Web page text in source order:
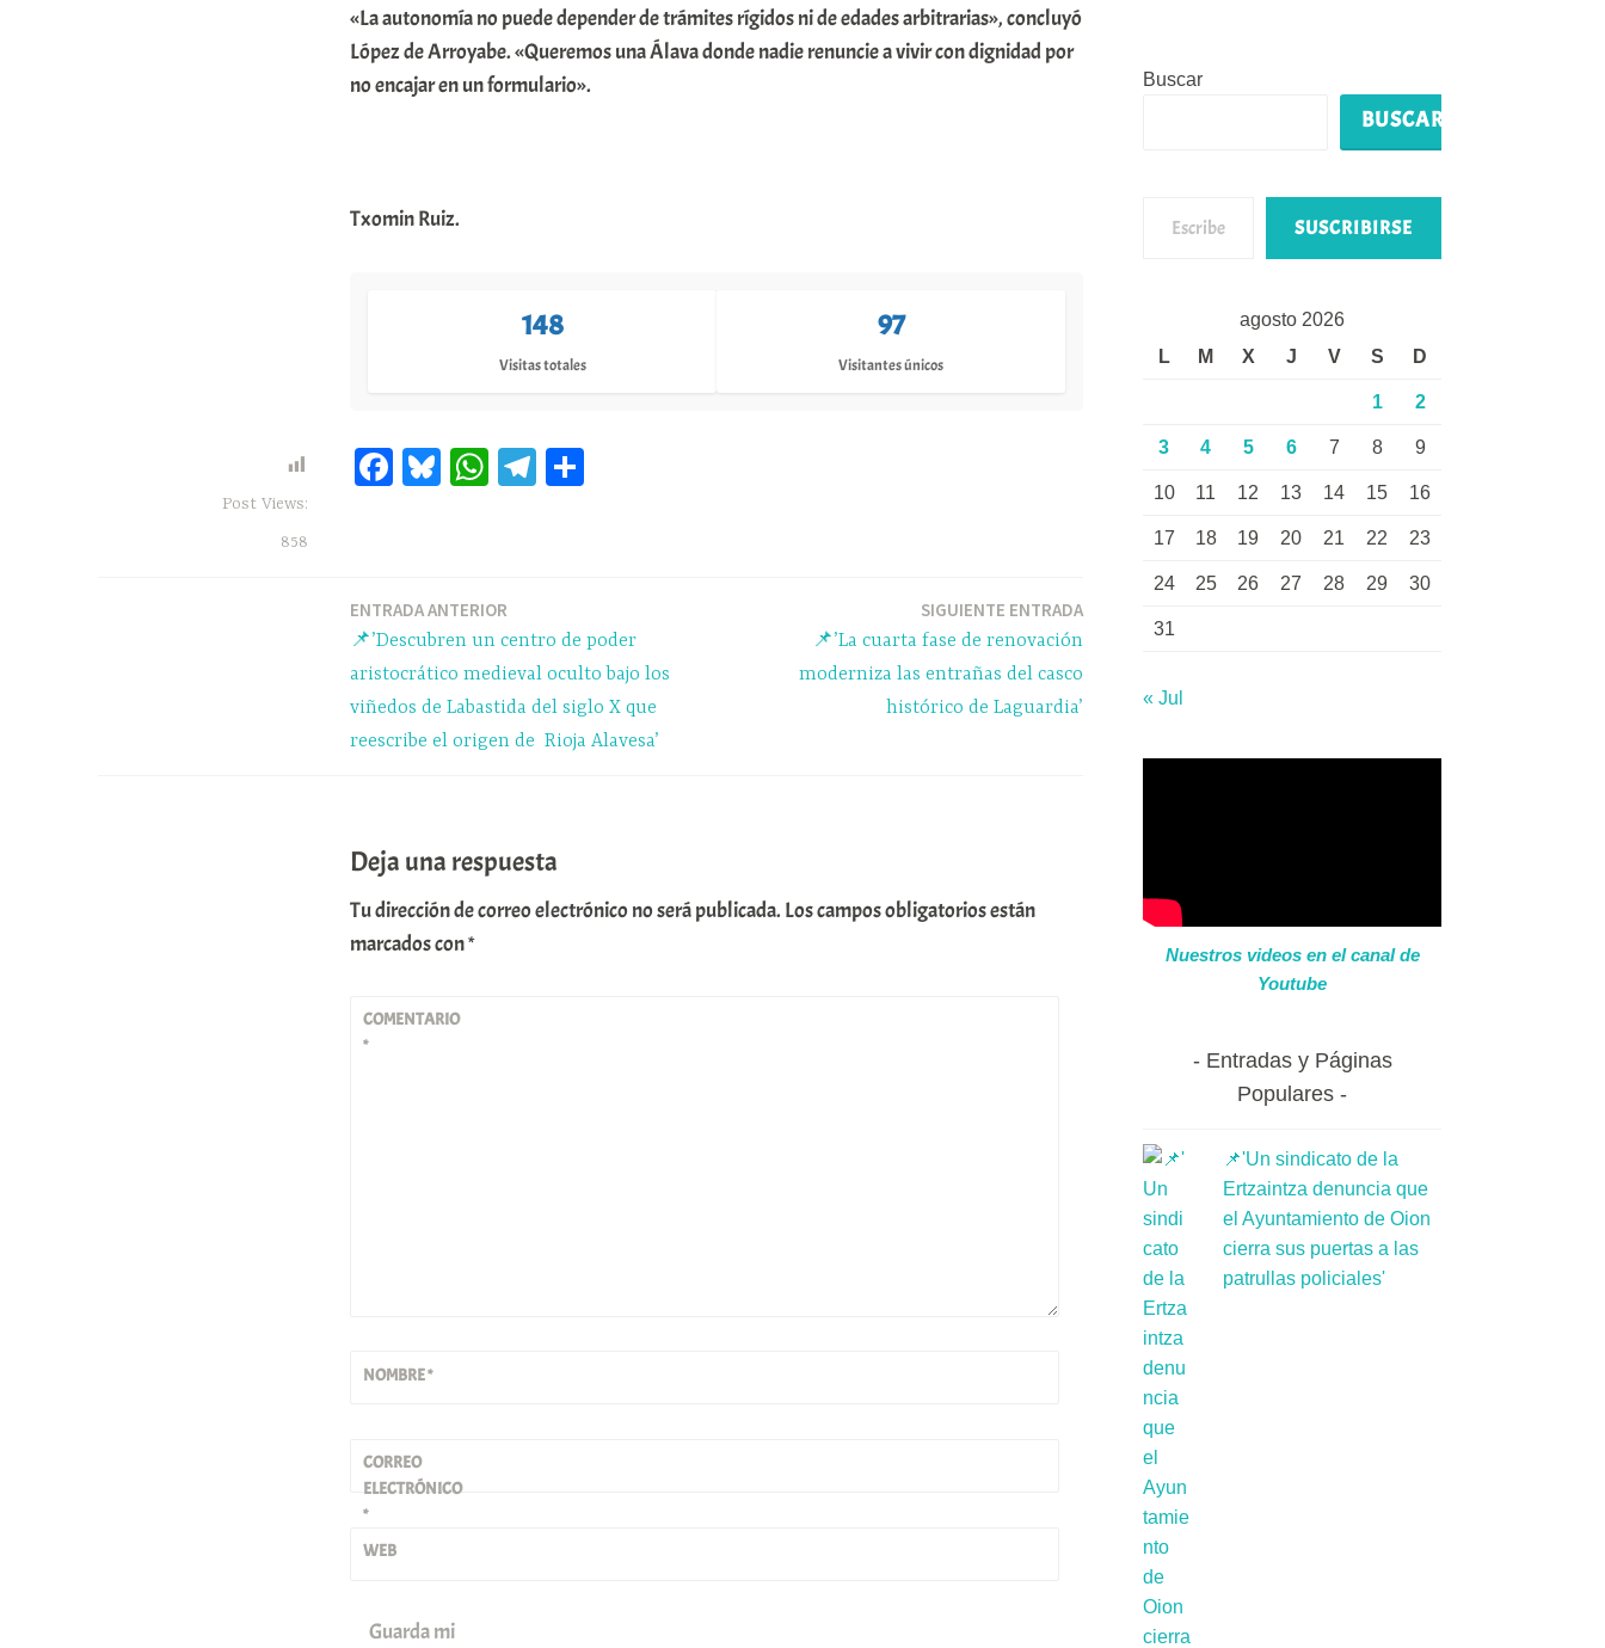
«La autonomía no puede depender de trámites rígidos ni de edades arbitrarias», concluyó
López de Arroyabe. «Queremos una Álava donde nadie renuncie a vivir con dignidad por
no encajar en un formulario».
Txomin Ruiz.
148
Visitas totales
97
Visitantes únicos
Post Views:
858
Fa Bl W
pp
Te
m rti
r
ENTRADA ANTERIOR
📌’Descubren un centro de poder
aristocrático medieval oculto bajo los
viñedos de Labastida del siglo X que
reescribe el origen de Rioja Alavesa’
SIGUIENTE ENTRADA
📌’La cuarta fase de renovación
moderniza las entrañas del casco
histórico de Laguardia’
Deja una respuesta
Tu dirección de correo electrónico no será publicada. Los campos obligatorios están
marcados con*
COMENTARIO
*
NOMBRE*
CORREO
ELECTRÓNICO
*
WEB
Guarda mi
Buscar
BUSCAR
SUSCRIBIRSE
agosto 2026
L
M X J V S D
1 2
3 4 5 6 7 8 9
10 11 12 13 14 15 16
17 18 19 20 21 22 23
24 25 26 27 28 29 30
31
« Jul
Nuestros videos en el canal de
Youtube
Entradas y Páginas
Populares
📌'Un sindicato de la
Ertzaintza denuncia que
el Ayuntamiento de Oion
cierra sus puertas a las
patrullas policiales'